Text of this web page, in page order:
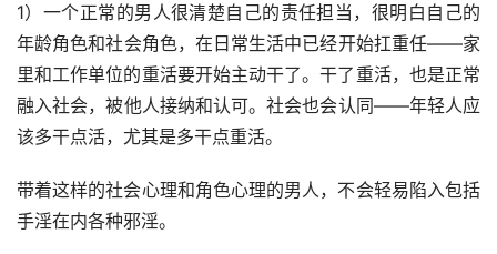
1）一个正常的男人很清楚自己的责任担当，很明白自己的
年龄角色和社会角色，在日常生活中已经开始扛重任——家
里和工作单位的重活要开始主动干了。干了重活，也是正常
融入社会，被他人接纳和认可。社会也会认同——年轻人应
该多干点活，尤其是多干点重活。
带着这样的社会心理和角色心理的男人，不会轻易陷入包括
手淫在内各种邪淫。